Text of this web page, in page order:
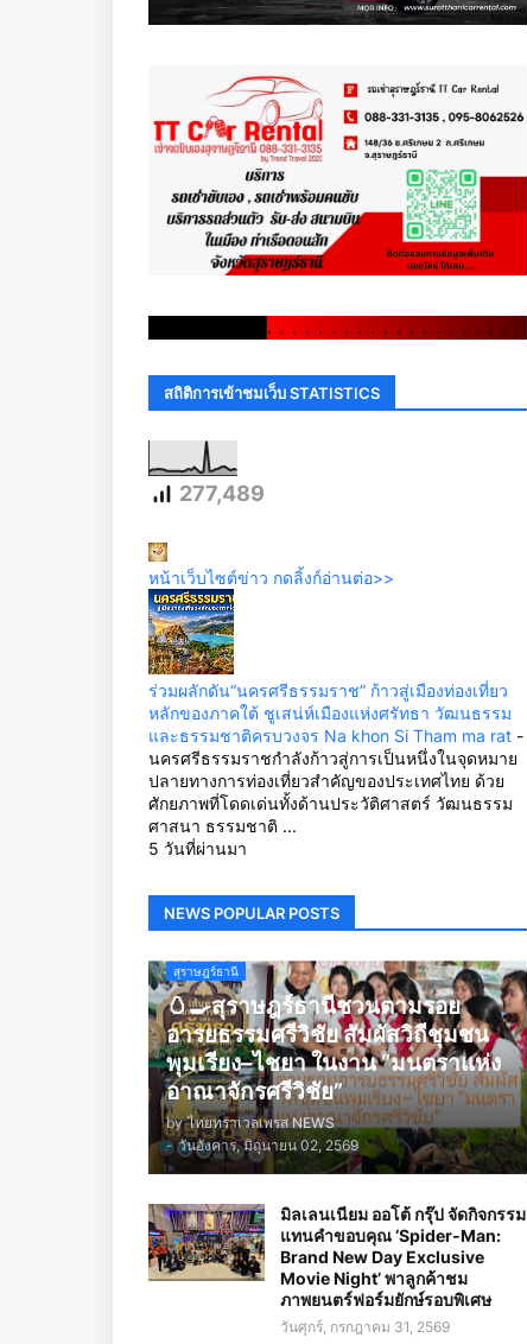
. . . . . . . . . . . . . . . . . . . .
สถิติการเข้าชมเว็บ STATISTICS
277,489
หน้าเว็บไซต์ข่าว กดลิ้งก์อ่านต่อ>>
ร่วมผลักดัน“นครศรีธรรมราช” ก้าวสู่เมืองท่องเที่ยว
หลักของภาคใต้ ชูเสน่ห์เมืองแห่งศรัทธา วัฒนธรรม
และธรรมชาติครบวงจร Na khon Si Tham ma rat -
นครศรีธรรมราชกำลังก้าวสู่การเป็นหนึ่งในจุดหมาย
ปลายทางการท่องเที่ยวสำคัญของประเทศไทย ด้วย
ศักยภาพที่โดดเด่นทั้งด้านประวัติศาสตร์ วัฒนธรรม
ศาสนา ธรรมชาติ ...
5 วันที่ผ่านมา
NEWS POPULAR POSTS
สุราษฎร์ธานี
🥚🍳สุราษฎร์ธานีชวนตามรอย
อารยธรรมศรีวิชัย สัมผัสวิถีชุมชน
พุมเรียง–ไชยา ในงาน “มนตราแห่ง
อาณาจักรศรีวิชัย”
by ไทยทราเวลเพรส NEWS
- วันอังคาร, มิถุนายน 02, 2569
มิลเลนเนียม ออโต้ กรุ๊ป จัดกิจกรรม
แทนคำขอบคุณ ‘Spider-Man:
Brand New Day Exclusive
Movie Night’ พาลูกค้าชม
ภาพยนตร์ฟอร์มยักษ์รอบพิเศษ
วันศุกร์, กรกฎาคม 31, 2569